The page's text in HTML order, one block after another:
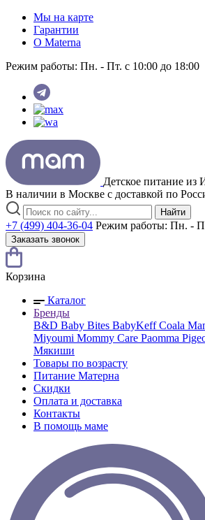
Мы на карте
Гарантии
O Materna
Режим работы: Пн. - Пт. с 10:00 до 18:00
Детское питание из
В наличии в Москве с доставкой по
Найти
+7 (499) 404-36-04 Режим работы: Пн. -
Заказать звонок
Корзина
Каталог
Бренды
B&D Baby Bites BabyKeffCoala
Miyoumi Mommy Care Paomma
Мякиши
Товары по возрасту
Питание Матерна
Скидки
Оплата и доставка
Контакты
В помощь маме